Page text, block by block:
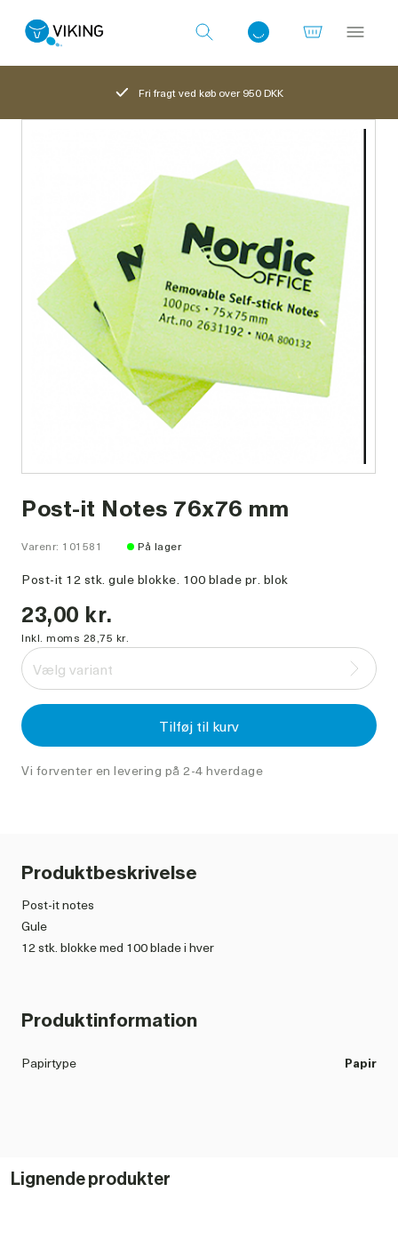
Fri fragt ved køb over 950 DKK
Post-it Notes 76x76 mm
Varenr: 101581 På lager
Post-it 12 stk. gule blokke. 100 blade pr. blok
23,00 kr.
Inkl. moms 28,75 kr.
Vælg variant
Tilføj til kurv
Vi forventer en levering på 2-4 hverdage
Produktbeskrivelse
Post-it notes
Gule
12 stk. blokke med 100 blade i hver
Produktinformation
Papirtype Papir
Lignende produkter